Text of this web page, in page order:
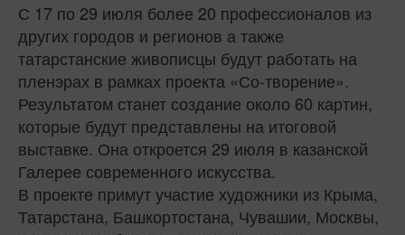
С 17 по 29 июля более 20 профессионалов из
других городов и регионов а также
татарстанские живописцы будут работать на
пленэрах в рамках проекта «Со-творение».
Результатом станет создание около 60 картин,
которые будут представлены на итоговой
выставке. Она откроется 29 июля в казанской
Галерее современного искусства.
В проекте примут участие художники из Крыма,
Татарстана, Башкортостана, Чувашии, Москвы,